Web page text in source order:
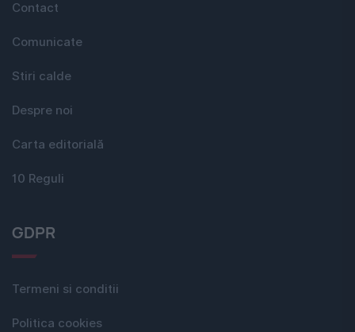
Contact
Comunicate
Stiri calde
Despre noi
Carta editorială
10 Reguli
GDPR
Termeni si conditii
Politica cookies